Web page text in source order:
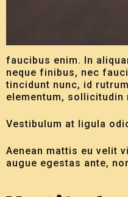
faucibus enim. In
neque finibus, nec
tincidunt nunc, id
elementum, sollicitudin
Vestibulum at ligula
Aenean mattis eu velit
augue egestas ante,